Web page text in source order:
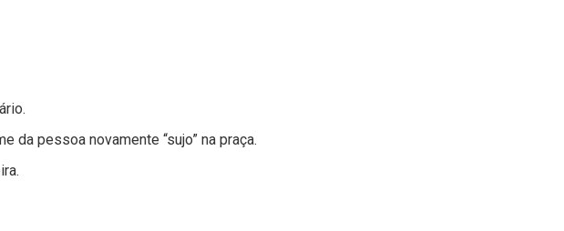
da pessoa novamente “sujo” na praça.